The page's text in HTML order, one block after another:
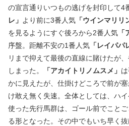
の宣言通りいつもの逃げを封印して4
レ」 より前に3番人気 「ウインマリリ
を見るようにすぐ後ろから2番人気
序盤。距離不安の1番人気 「レイパパ
リまで抑えて最後の直線に賭けたが
しまった。
「アカイトリノムスメ」
かに見えたが、仕掛けどころで前が
け敢え無く失速。全体としては、ハ
使った先行馬群は、ゴール前でこと
る形となった。その中でもいち早く